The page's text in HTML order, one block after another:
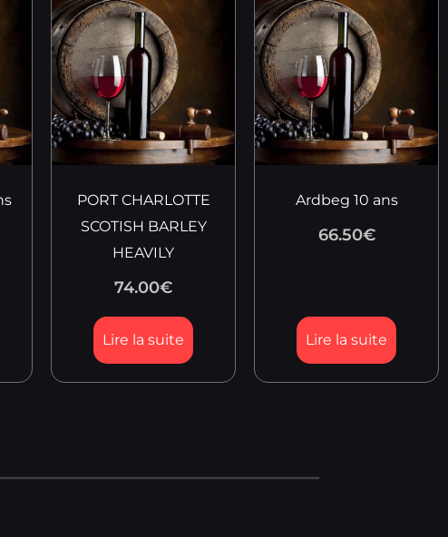
PORT CHARLOTTE
SCOTISH BARLEY
HEAVILY
74.00€
Lire la suite
Ardbeg 10 ans
66.50€
Lire la suite